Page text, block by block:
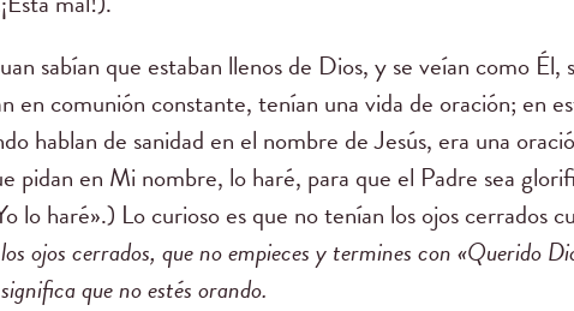
sabían que estaban llenos de Dios, y se veían como
en comunión constante, tenían una vida de oración; en
hablan de sanidad en el nombre de Jesús, era una
pidan en Mi nombre, lo haré, para que el Padre sea
lo haré».) Lo curioso es que no tenían los ojos cerrados
ojos cerrados, que no empieces y termines con «Querido
que no estés orando.